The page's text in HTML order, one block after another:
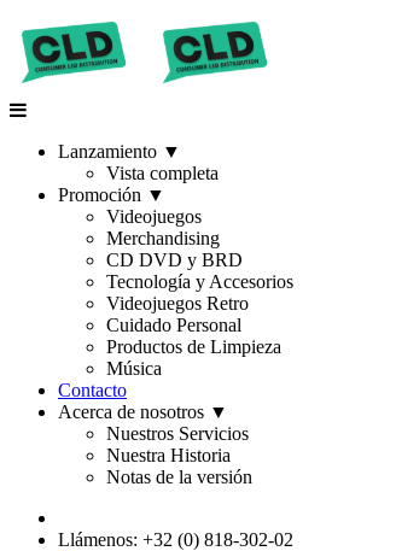
Lanzamiento ▼
Vista completa
Promoción ▼
Videojuegos
Merchandising
CD DVD y BRD
Tecnología y Accesorios
Videojuegos Retro
Cuidado Personal
Productos de Limpieza
Música
Contacto
Acerca de nosotros ▼
Nuestros Servicios
Nuestra Historia
Notas de la versión
Llámenos: +32 (0) 818-302-02